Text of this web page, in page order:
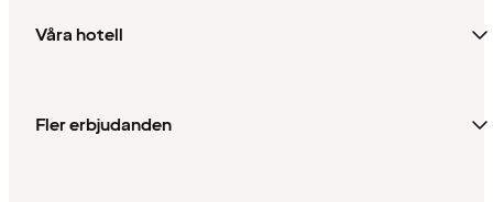
Våra hotell
Fler erbjudanden